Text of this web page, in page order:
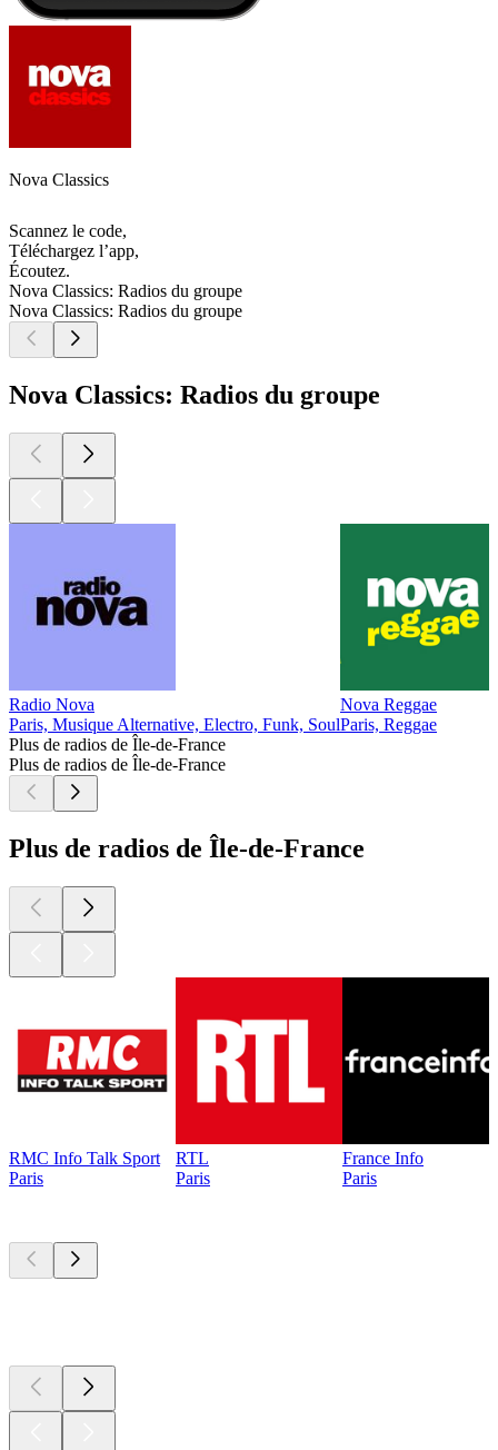
Nova Classics
Scannez le code,
Téléchargez l’app,
Écoutez.
Nova Classics: Radios du groupe
Nova Classics: Radios du groupe
Nova Classics: Radios du groupe
Radio Nova
Paris, Musique Alternative, Electro, Funk, Soul
Nova Reggae
Paris, Reggae
Plus de radios de Île-de-France
Plus de radios de Île-de-France
Plus de radios de Île-de-France
RMC Info Talk Sport
Paris
RTL
Paris
France Info
Paris